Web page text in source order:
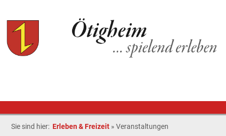
Sie sind hier: Erleben & Freizeit »Veranstaltungen